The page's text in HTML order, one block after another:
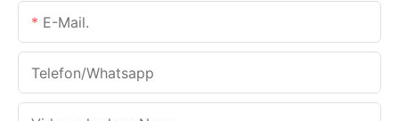
E-Mail.
Telefon/whatsapp